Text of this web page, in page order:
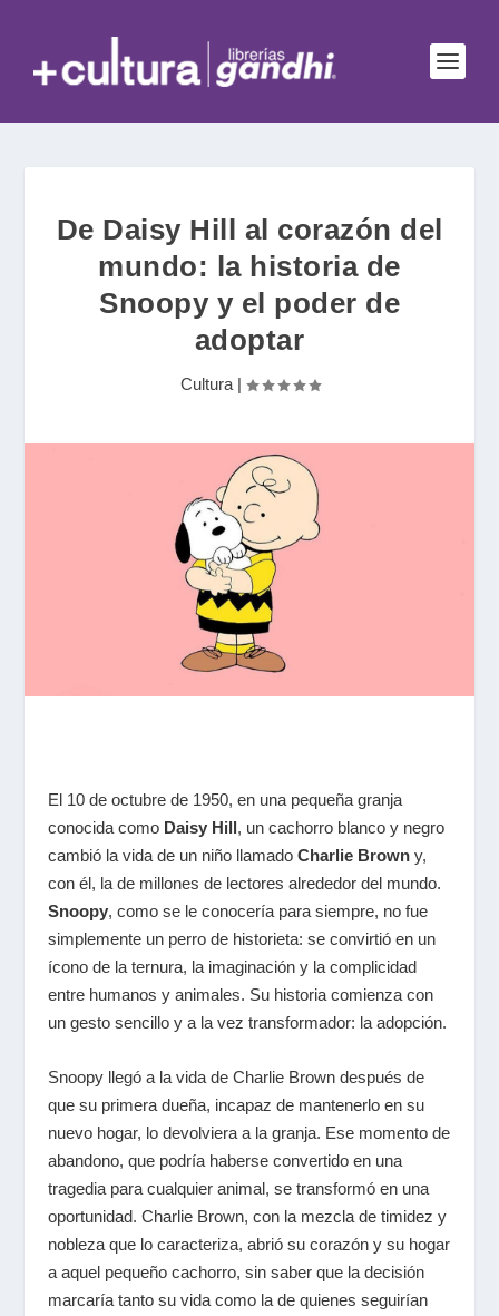
De Daisy Hill al corazón del
mundo: la historia de
Snoopy y el poder de
adoptar
Cultura|
El 10 de octubre de 1950, en una pequeña granja
conocida como Daisy Hill, un cachorro blanco y negro
cambió la vida de un niño llamado Charlie Browny,
con él, la de millones de lectores alrededor del mundo.
Snoopy, como se le conocería para siempre, no fue
simplemente un perro de historieta: se convirtió en un
ícono de la ternura, la imaginación y la complicidad
entre humanos y animales. Su historia comienza con
un gesto sencillo y a la vez transformador: la adopción.
Snoopy llegó a la vida de Charlie Brown después de
que su primera dueña, incapaz de mantenerlo en su
nuevo hogar, lo devolviera a la granja. Ese momento de
abandono, que podría haberse convertido en una
tragedia para cualquier animal, se transformó en una
oportunidad. Charlie Brown, con la mezcla de timidez y
nobleza que lo caracteriza, abrió su corazón y su hogar
a aquel pequeño cachorro, sin saber que la decisión
marcaría tanto su vida como la de quienes seguirían